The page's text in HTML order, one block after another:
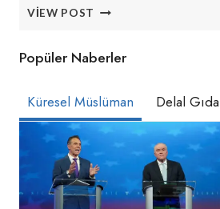
VIEW POST ‘FILISTIN
BAŞKAN
ETME
PLANINI
Popüler Naberler
Küresel Müslüman Delal Gıda